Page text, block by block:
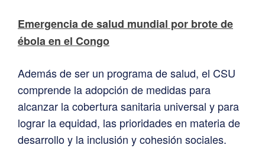
Emergencia de salud mundial por brote de
ébola en el Congo
Además de ser un programa de salud, el CSU
comprende la adopción de medidas para
alcanzar la cobertura sanitaria universal y para
lograr la equidad, las prioridades en materia de
desarrollo y la inclusión y cohesión sociales.